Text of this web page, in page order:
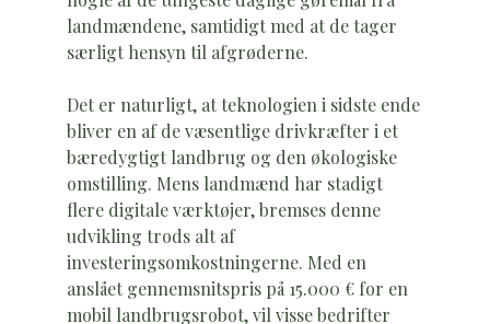
landmændene, samtidigt med at de tager
særligt hensyn til afgrøderne.
Det er naturligt, at teknologien i sidste ende
bliver en af de væsentlige drivkræfter i et
bæredygtigt landbrug og den økologiske
omstilling. Mens landmænd har stadigt
flere digitale værktøjer, bremses denne
udvikling trods alt af
investeringsomkostningerne. Med en
anslået gennemsnitspris på 15.000 € for en
mobil landbrugsrobot, vil visse bedrifter